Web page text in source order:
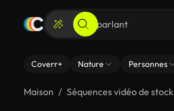
Coverr+ Nature Personnes
Maison Séquences vidéo de stock